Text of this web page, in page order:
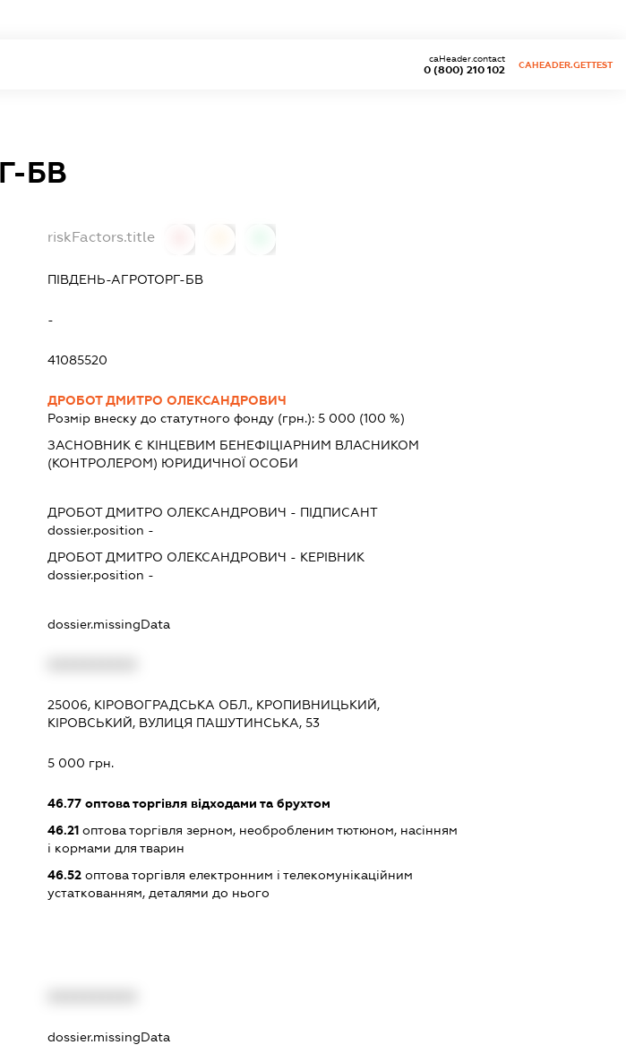
0 (800) 210 102
caHeader.contact
CAHEADER.GETTEST
БВ
riskFactors.title
ПІВДЕНЬ-АГРОТОРГ-БВ
-
41085520
ДРОБОТ ДМИТРО ОЛЕКСАНДРОВИЧ
Розмір внеску до статутного фонду (грн.): 5 000 (100 %)
ЗАСНОВНИК Є КІНЦЕВИМ БЕНЕФІЦІАРНИМ ВЛАСНИКОМ
(КОНТРОЛЕРОМ) ЮРИДИЧНОЇ ОСОБИ
ДРОБОТ ДМИТРО ОЛЕКСАНДРОВИЧ - ПІДПИСАНТ
dossier.position -
ДРОБОТ ДМИТРО ОЛЕКСАНДРОВИЧ - КЕРІВНИК
dossier.position -
dossier.missingData
25006, КІРОВОГРАДСЬКА ОБЛ., КРОПИВНИЦЬКИЙ,
КІРОВСЬКИЙ, ВУЛИЦЯ ПАШУТИНСЬКА, 53
5 000 грн.
46.77оптова торгівля відходами та брухтом
46.21оптова торгівля зерном, необробленим тютюном, насінням
і кормами для тварин
46.52оптова торгівля електронним і телекомунікаційним
устаткованням, деталями до нього
dossier.missingData